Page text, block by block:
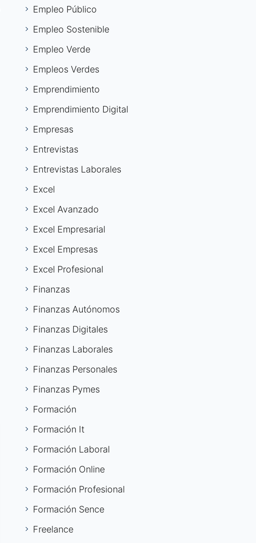
Empleo Público
Empleo Sostenible
Empleo Verde
Empleos Verdes
Emprendimiento
Emprendimiento Digital
Empresas
Entrevistas
Entrevistas Laborales
Excel
Excel Avanzado
Excel Empresarial
Excel Empresas
Excel Profesional
Finanzas
Finanzas Autónomos
Finanzas Digitales
Finanzas Laborales
Finanzas Personales
Finanzas Pymes
Formación
Formación It
Formación Laboral
Formación Online
Formación Profesional
Formación Sence
Freelance